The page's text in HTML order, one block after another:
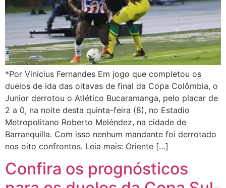
*Por Vinicius Fernandes Em jogo que completou os
duelos de ida das oitavas de final da Copa Colômbia, o
Junior derrotou o Atlético Bucaramanga, pelo placar de
2 a 0, na noite desta quinta-feira (8), no Estadio
Metropolitano Roberto Meléndez, na cidade de
Barranquilla. Com isso nenhum mandante foi derrotado
nos oito confrontos. Leia mais: Oriente […]
Confira os prognósticos